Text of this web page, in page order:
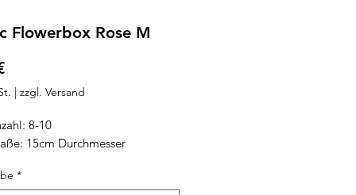
Flowerbox Rose M
Preis
| zzgl. Versand
8-10
15cm Durchmesser
*